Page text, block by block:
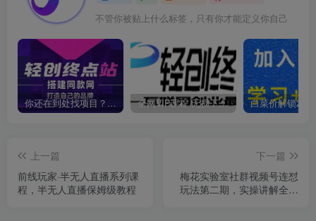
不管你被贴上什么标签，只有你才能定义你自己
你还在到处找项目？还在当韭菜？我靠卖项目一个月收入5万+，曾经我也是个失败者。 全网VIP课程 无损下载~
上一篇
前线玩家·半无人直播系列课
程，半无人直播保姆级教程
下一篇
梅花实验室社群视频号连怼
玩法第二期，实操讲解全部